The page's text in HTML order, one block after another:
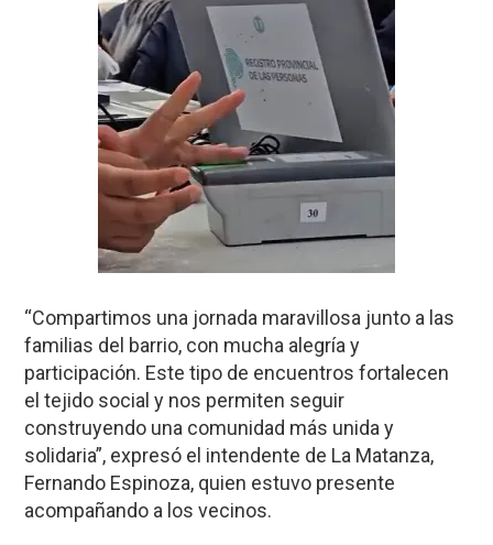
“Compartimos una jornada maravillosa junto a las
familias del barrio, con mucha alegría y
participación. Este tipo de encuentros fortalecen
el tejido social y nos permiten seguir
construyendo una comunidad más unida y
solidaria”, expresó el intendente de La Matanza,
Fernando Espinoza, quien estuvo presente
acompañando a los vecinos.